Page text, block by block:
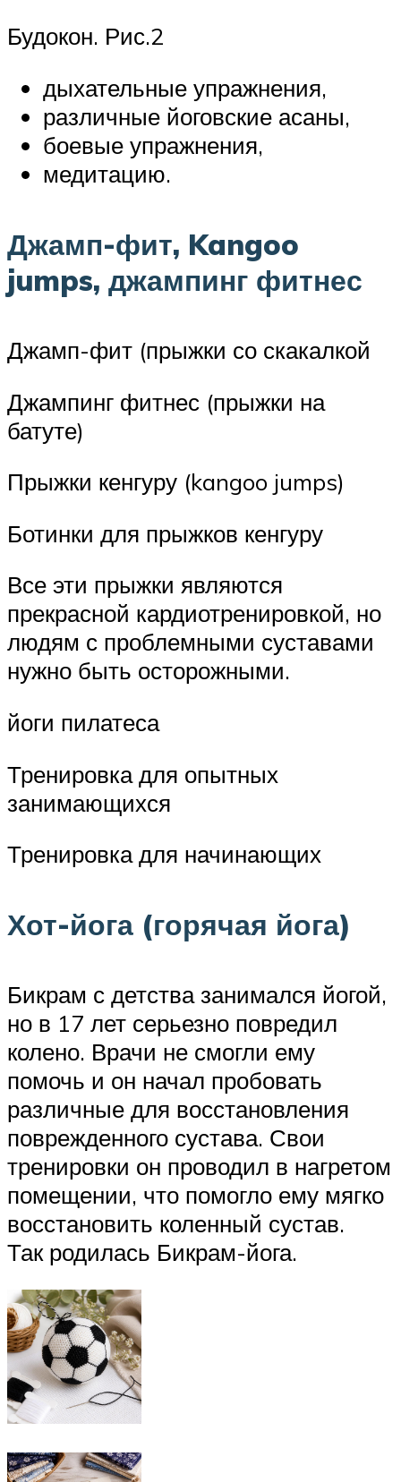
Будокон. Рис.2
дыхательные упражнения,
различные йоговские асаны,
боевые упражнения,
медитацию.
Джамп-фит, Kangoo
jumps, джампинг фитнес
Джамп-фит (прыжки со скакалкой
Джампинг фитнес (прыжки на
батуте)
Прыжки кенгуру (kangoo jumps)
Ботинки для прыжков кенгуру
Все эти прыжки являются
прекрасной кардиотренировкой, но
людям с проблемными суставами
нужно быть осторожными.
йоги пилатеса
Тренировка для опытных
занимающихся
Тренировка для начинающих
Хот-йога (горячая йога)
Бикрам с детства занимался йогой,
но в 17 лет серьезно повредил
колено. Врачи не смогли ему
помочь и он начал пробовать
различные для восстановления
поврежденного сустава. Свои
тренировки он проводил в нагретом
помещении, что помогло ему мягко
восстановить коленный сустав.
Так родилась Бикрам-йога.